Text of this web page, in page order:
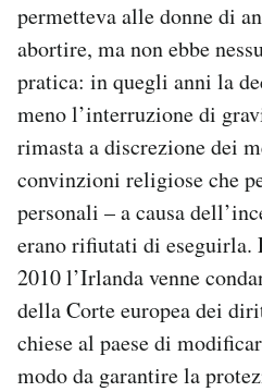
permetteva alle donne di
abortire, ma non ebbe
pratica: in quegli anni la
meno l’interruzione di
rimasta a discrezione dei
convinzioni religiose che
personali – a causa
erano rifiutati di eseguirla.
2010 l’Irlanda venne
della Corte europea dei
chiese al paese di
modo da garantire la